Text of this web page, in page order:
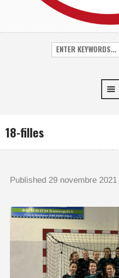
18-filles
Published 29 novembre 2021